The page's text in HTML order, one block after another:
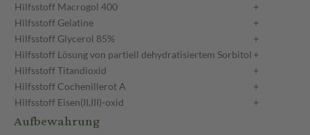
Hilfsstoff Macrogol 400
+
Hilfsstoff Gelatine
+
Hilfsstoff Glycerol 85%
+
Hilfsstoff Lösung von partiell dehydratisiertem Sorbitol +
HilfsstoffTitandioxid
+
Hilfsstoff Cochenillerot A
+
Hilfsstoff Eisen(II,III)-oxid +
Aufbewahrung